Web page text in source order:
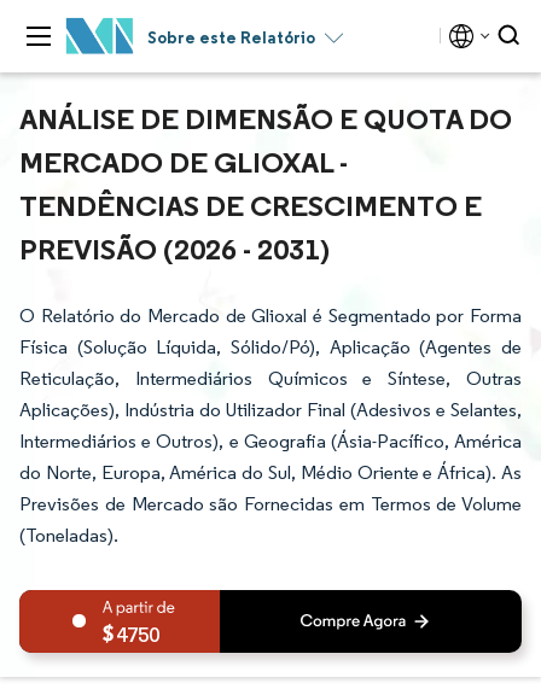
Sobre este Relatório
ANÁLISE DE DIMENSÃO E QUOTA DO
MERCADO DE GLIOXAL -
TENDÊNCIAS DE CRESCIMENTO E
PREVISÃO (2026 - 2031)
O Relatório do Mercado de Glioxal é Segmentado por Forma
Física (Solução Líquida, Sólido/Pó), Aplicação (Agentes de
Reticulação, Intermediários Químicos e Síntese, Outras
Aplicações), Indústria do Utilizador Final (Adesivos e Selantes,
Intermediários e Outros), e Geografia (Ásia-Pacífico, América
do Norte, Europa, América do Sul, Médio Oriente e África). As
Previsões de Mercado são Fornecidas em Termos de Volume
(Toneladas).
4750